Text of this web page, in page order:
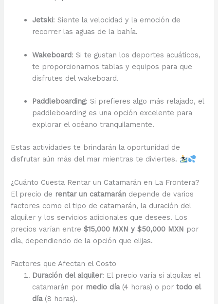
Jetski: Siente la velocidad y la emoción de
recorrer las aguas de la bahía.
Wakeboard: Si te gustan los deportes acuáticos,
te proporcionamos tablas y equipos para que
disfrutes del wakeboard.
Paddleboarding: Si prefieres algo más relajado, el
paddleboarding es una opción excelente para
explorar el océano tranquilamente.
Estas actividades te brindarán la oportunidad de
disfrutar aún más del mar mientras te diviertes.
¿Cuánto Cuesta Rentar un Catamarán en La Frontera?
El precio de rentar un catamarán depende de varios
factores como el tipo de catamarán, la duración del
alquiler y los servicios adicionales que desees. Los
precios varían entre$15,000 MXN y $50,000 MXN por
día, dependiendo de la opción que elijas.
Factores que Afectan el Costo
Duración del alquiler: El precio varía si alquilas el
catamarán por medio día(4 horas) o portodo el
día(8 horas).